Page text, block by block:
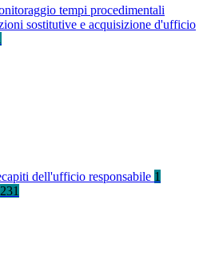
tempi procedimentali
sostitutive e acquisizione d'ufficio
dell'ufficio responsabile 1
231